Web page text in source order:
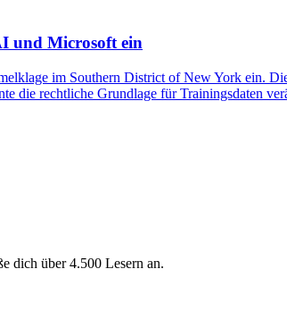
und Microsoft ein
im Southern District of New York ein.
die rechtliche Grundlage für Trainingsdaten
dich über4.500 Lesern an.